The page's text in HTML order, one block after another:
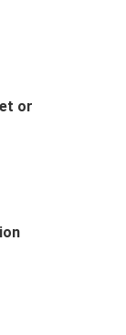
or